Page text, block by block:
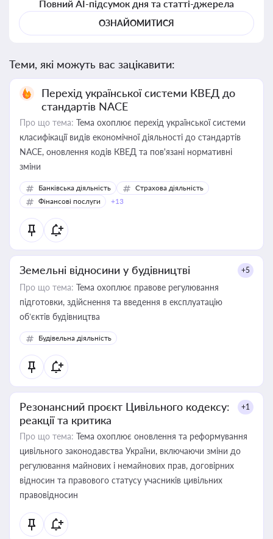
Повний AI-підсумок дня та статті-джерела
ОЗНАЙОМИТИСЯ
Теми, які можуть вас зацікавити:
Перехід української системи КВЕД до
стандартів NACE
Про що тема: Тема охоплює перехід української системи
класифікації видів економічної діяльності до стандартів
NACE, оновлення кодів КВЕД та пов'язані нормативні
зміни
Банківська діяльність
Страхова діяльність
Фінансові послуги
+13
Земельні відносини у будівництві +5
Про що тема: Тема охоплює правове регулювання
підготовки, здійснення та введення в експлуатацію
об’єктів будівництва
Будівельна діяльність
Резонансний проєкт Цивільного кодексу:
реакції та критика
+1
Про що тема: Тема охоплює оновлення та реформування
цивільного законодавства України, включаючи зміни до
регулювання майнових і немайнових прав, договірних
відносин та правового статусу учасників цивільних
правовідносин